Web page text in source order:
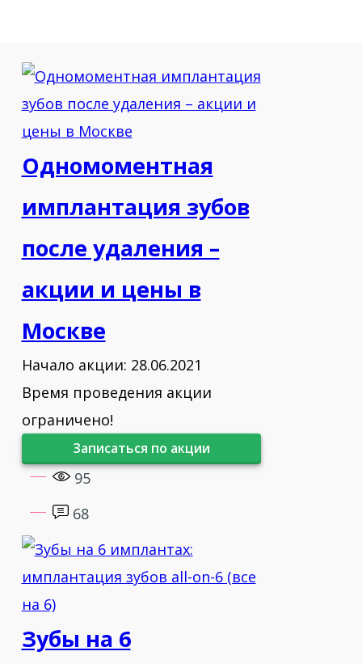
Одномоментная
имплантация зубов
после удаления –
акции и цены в
Москве
Начало акции: 28.06.2021
Время проведения акции
ограничено!
Записаться по акции
95
68
Зубы на 6